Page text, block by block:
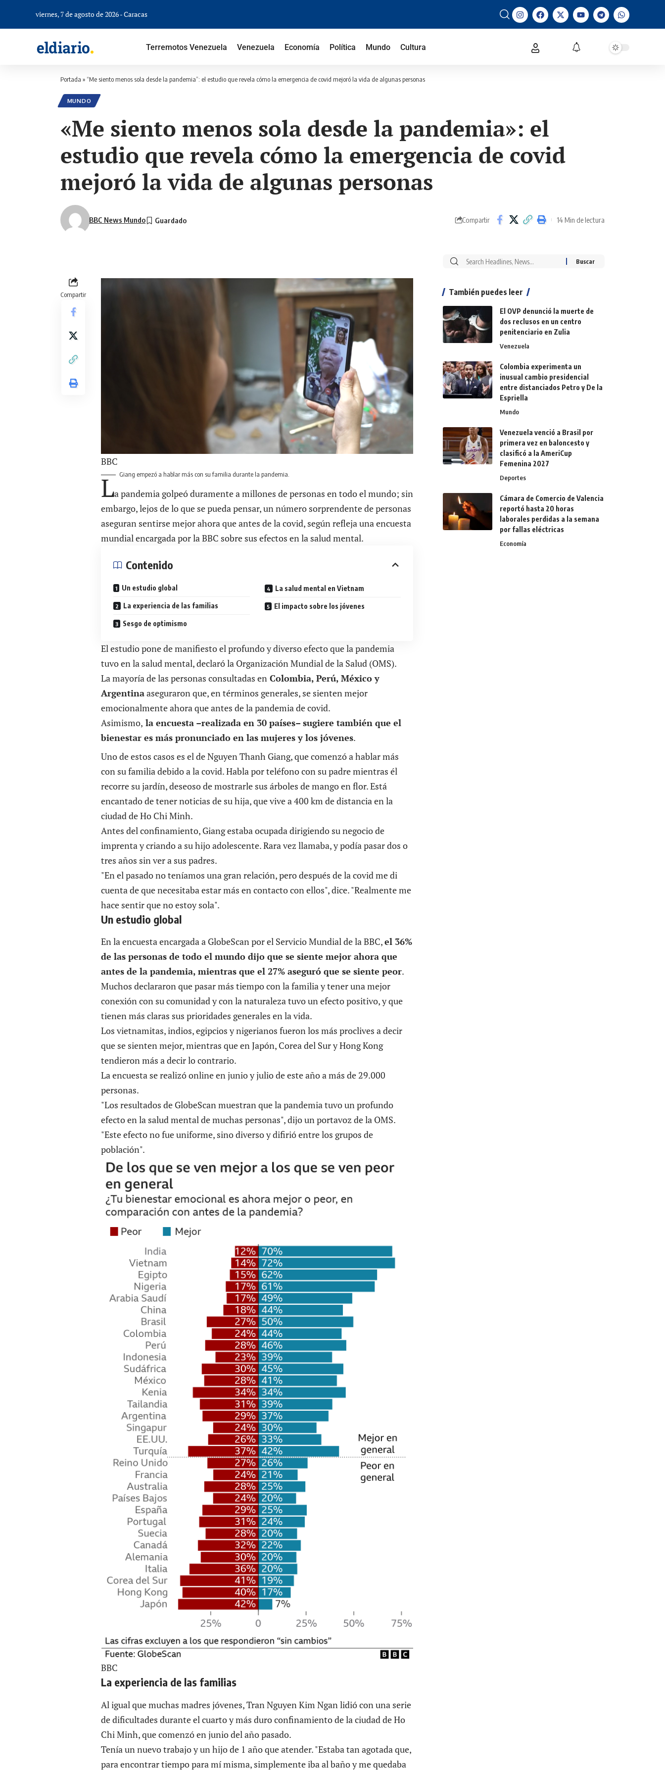
viernes, 7 de agosto de 2026 - Caracas
Terremotos Venezuela Venezuela Economía Política Mundo Cultura
Portada » “Me siento menos sola desde la pandemia”: el estudio que revela cómo la emergencia de covid mejoró la vida de algunas personas
MUNDO
«Me siento menos sola desde la pandemia»: el
estudio que revela cómo la emergencia de covid
mejoró la vida de algunas personas
BBC News Mundo Compartir 14 Min de lectura
Compartir
BBC
Giang empezó a hablar más con su familia durante la pandemia.
La pandemia golpeó duramente a millones de personas en todo el mundo; sin
embargo, lejos de lo que se pueda pensar, un número sorprendente de personas
aseguran sentirse mejor ahora que antes de la covid, según refleja una encuesta
mundial encargada por la BBC sobre sus efectos en la salud mental.
Contenido
Un estudio global
La experiencia de las familias
Sesgo de optimismo
La salud mental en Vietnam
El impacto sobre los jóvenes
El estudio pone de manifiesto el profundo y diverso efecto que la pandemia
tuvo en la salud mental, declaró la Organización Mundial de la Salud (OMS).
La mayoría de las personas consultadas en Colombia, Perú, México y
Argentinaaseguraron que, en términos generales, se sienten mejor
emocionalmente ahora que antes de la pandemia de covid.
Asimismo, la encuesta –realizada en 30 países– sugiere también que el
bienestar es más pronunciado en las mujeres y los jóvenes.
Uno de estos casos es el de Nguyen Thanh Giang, que comenzó a hablar más
con su familia debido a la covid. Habla por teléfono con su padre mientras él
recorre su jardín, deseoso de mostrarle sus árboles de mango en flor. Está
encantado de tener noticias de su hija, que vive a 400 km de distancia en la
ciudad de Ho Chi Minh.
Antes del confinamiento, Giang estaba ocupada dirigiendo su negocio de
imprenta y criando a su hijo adolescente. Rara vez llamaba, y podía pasar dos o
tres años sin ver a sus padres.
"En el pasado no teníamos una gran relación, pero después de la covid me di
cuenta de que necesitaba estar más en contacto con ellos", dice. "Realmente me
hace sentir que no estoy sola".
Un estudio global
En la encuesta encargada a GlobeScan por el Servicio Mundial de la BBC,el 36%
de las personas de todo el mundo dijo que se siente mejor ahora que
antes de la pandemia, mientras que el 27% aseguró que se siente peor.
Muchos declararon que pasar más tiempo con la familia y tener una mejor
conexión con su comunidad y con la naturaleza tuvo un efecto positivo, y que
tienen más claras sus prioridades generales en la vida.
Los vietnamitas, indios, egipcios y nigerianos fueron los más proclives a decir
que se sienten mejor, mientras que en Japón, Corea del Sur y Hong Kong
tendieron más a decir lo contrario.
La encuesta se realizó online en junio y julio de este año a más de 29.000
personas.
"Los resultados de GlobeScan muestran que la pandemia tuvo un profundo
efecto en la salud mental de muchas personas", dijo un portavoz de la OMS.
"Este efecto no fue uniforme, sino diverso y difirió entre los grupos de
población".
BBC
La experiencia de las familias
Al igual que muchas madres jóvenes, Tran Nguyen Kim Ngan lidió con una serie
de dificultades durante el cuarto y más duro confinamiento de la ciudad de Ho
Chi Minh, que comenzó en junio del año pasado.
Tenía un nuevo trabajo y un hijo de 1 año que atender. "Estaba tan agotada que,
para encontrar tiempo para mí misma, simplemente iba al baño y me quedaba
También puedes leer
El OVP denunció la muerte de
dos reclusos en un centro
penitenciario en Zulia
Venezuela
Colombia experimenta un
inusual cambio presidencial
entre distanciados Petro y De la
Espriella
Mundo
Venezuela venció a Brasil por
primera vez en baloncesto y
clasificó a la AmeriCup
Femenina 2027
Deportes
Cámara de Comercio de Valencia
reportó hasta 20 horas
laborales perdidas a la semana
por fallas eléctricas
Economía